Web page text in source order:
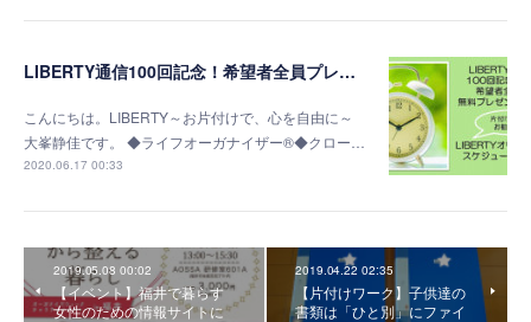
LIBERTY通信100回記念！希望者全員プレゼント！
こんにちは。LIBERTY～お片付けで、心を自由に～
大峯静佳です。 ◆ライフオーガナイザー®◆クロー…
2020.06.17 00:33
2019.05.08 00:02
【イベント】福井で暮らす
女性のための情報サイトに
2019.04.22 02:35
【片付けワーク】子供達の
書類は「ひと別」にファイ